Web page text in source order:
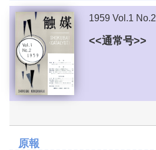
1959 Vol.1 No.2
<<通常号>>
原報